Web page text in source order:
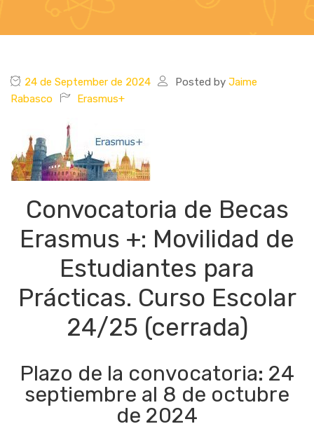
24 de September de 2024 Posted by Jaime
Rabasco
Erasmus+
Convocatoria de Becas
Erasmus +: Movilidad de
Estudiantes para
Prácticas. Curso Escolar
24/25 (cerrada)
Plazo de la convocatoria: 24
septiembre al 8 de octubre
de 2024